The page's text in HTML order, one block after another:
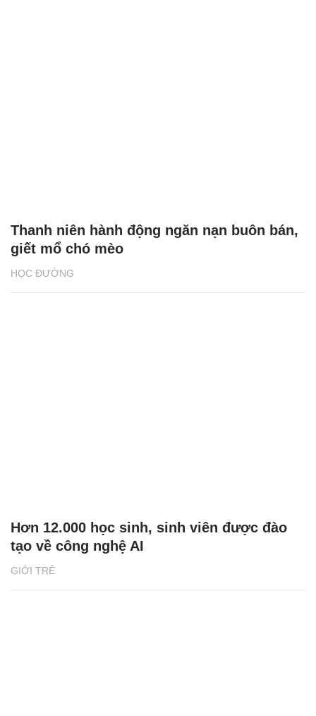
HỌC ĐƯỜNG
Thanh niên hành động ngăn nạn buôn bán,
giết mổ chó mèo
GIỚI TRẺ
Hơn 12.000 học sinh, sinh viên được đào
tạo về công nghệ AI